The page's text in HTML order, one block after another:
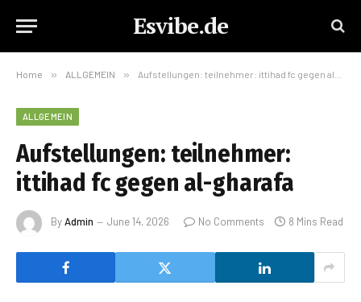
Esvibe.de
Home » ALLGEMEIN » Aufstellungen: teilnehmer: ittihad fc gegen al-gharafa
ALLGEMEIN
Aufstellungen: teilnehmer:
ittihad fc gegen al-gharafa
ByAdmin June 14, 2026 No Comments 8 Mins Read